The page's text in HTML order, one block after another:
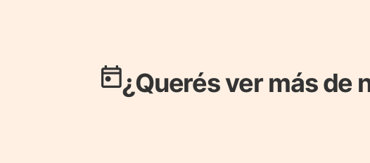
¿Querés ver más de